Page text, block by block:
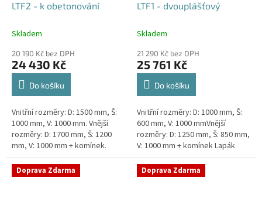
LTF2 - k obetonování
Skladem
20 190 Kč bez DPH
24 430 Kč
Do košíku
Vnitřní rozměry: D: 1500 mm, Š:
1000 mm, V: 1000 mm. Vnější
rozměry: D: 1700 mm, Š: 1200
mm, V: 1000 mm + komínek.
Lapák tuků do 2l/s nebo 250
jídel denně Průměr a umístění...
LTF1 - dvouplášťový
Skladem
21 290 Kč bez DPH
25 761 Kč
Do košíku
Vnitřní rozměry: D: 1000 mm, Š:
600 mm, V: 1000 mmVnější
rozměry: D: 1250 mm, Š: 850 mm,
V: 1000 mm + komínek Lapák
tuků do 1l/s nebo 100 jídel
denně Průměr a umístění...
Doprava Zdarma Doprava Zdarma